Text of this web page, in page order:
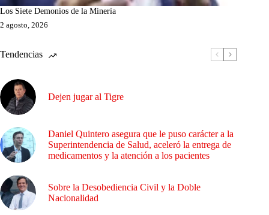
Los Siete Demonios de la Minería
2 agosto, 2026
Tendencias
Dejen jugar al Tigre
Daniel Quintero asegura que le puso carácter a la
Superintendencia de Salud, aceleró la entrega de
medicamentos y la atención a los pacientes
Sobre la Desobediencia Civil y la Doble
Nacionalidad